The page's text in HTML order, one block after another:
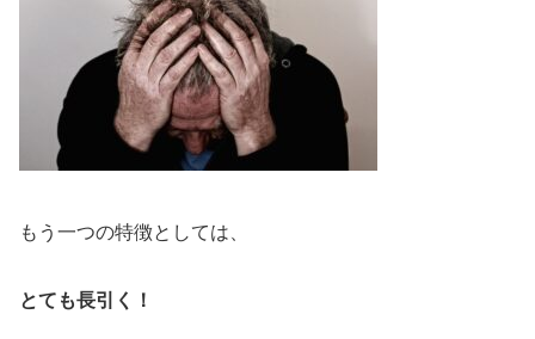
もう一つの特徴としては、
とても長引く！